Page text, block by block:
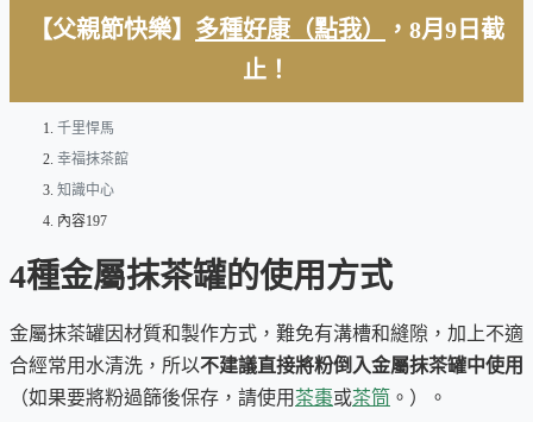
【父親節快樂】 多種好康（點我）
，8月9日截
止！
千里悍馬
幸福抹茶館
知識中心
內容197
4種金屬抹茶罐的使用方式
金屬抹茶罐因材質和製作方式，難免有溝槽和縫隙，加上不適
合經常用水清洗，所以不建議直接將粉倒入金屬抹茶罐中使用
（如果要將粉過篩後保存，請使用茶棗或茶筒 。）。